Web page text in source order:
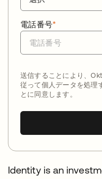
*
電話番号
送信することにより、
従って個人データを処理
とに同意します。
Identity is an